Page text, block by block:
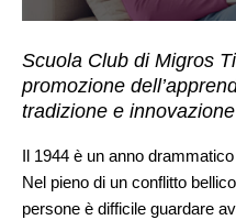
Scuola Club di Migros
promozione
tradizione e innovazione
Il 1944 è un anno
Nel pieno di un conflitto
persone è difficile guardare